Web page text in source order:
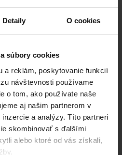
Detaily O cookies
súbory cookies
a reklám, poskytovanie funkcií
návštevnosti používame
o tom, ako používate naše
aj našim partnerom v
a analýzy. Títo partneri
skombinovať s ďalšími
alebo ktoré od vás získali,
park